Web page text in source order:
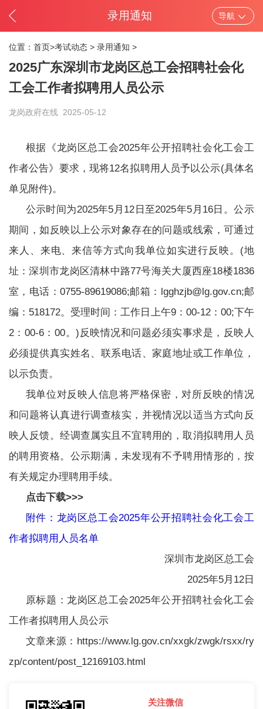
录用通知 导航
位置： 首页>考试动态> 录用通知 >
2025广东深圳市龙岗区总工会招聘社会化
工会工作者拟聘用人员公示
龙岗政府在线 2025-05-12
根据《龙岗区总工会2025年公开招聘社会化工会工
作者公告》要求，现将12名拟聘用人员予以公示(具体名
单见附件)。
公示时间为2025年5月12日至2025年5月16日。公示
期间，如反映以上公示对象存在的问题或线索，可通过
来人、来电、来信等方式向我单位如实进行反映。(地
址：深圳市龙岗区清林中路77号海关大厦西座18楼1836
室，电话：0755-89619086;邮箱：lgghzjb@lg.gov.cn;邮
编：518172。受理时间：工作日上午9：00-12：00;下午
2：00-6：00。)反映情况和问题必须实事求是，反映人
必须提供真实姓名、联系电话、家庭地址或工作单位，
以示负责。
我单位对反映人信息将严格保密，对所反映的情况
和问题将认真进行调查核实，并视情况以适当方式向反
映人反馈。经调查属实且不宜聘用的，取消拟聘用人员
的聘用资格。公示期满，未发现有不予聘用情形的，按
有关规定办理聘用手续。
点击下载>>>
附件：龙岗区总工会2025年公开招聘社会化工会工
作者拟聘用人员名单
深圳市龙岗区总工会
2025年5月12日
原标题：龙岗区总工会2025年公开招聘社会化工会
工作者拟聘用人员公示
文章来源：https://www.lg.gov.cn/xxgk/zwgk/rsxx/ry
zp/content/post_12169103.html
关注微信